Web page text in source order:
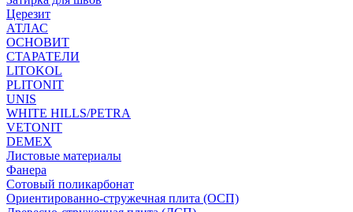
Церезит
АТЛАС
ОСНОВИТ
СТАРАТЕЛИ
LITOKOL
PLITONIT
UNIS
WHITE HILLS/PETRA
VETONIT
DEMEX
Листовые материалы
Фанера
Сотовый поликарбонат
Ориентированно-стружечная плита (ОСП)